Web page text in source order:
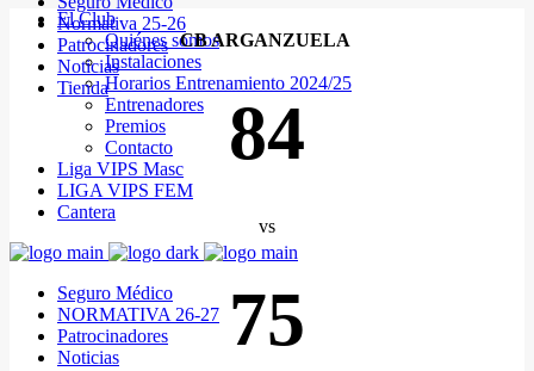
El Club
Quiénes somos
Instalaciones
Horarios Entrenamiento 2024/25
Entrenadores
Premios
Contacto
Liga VIPS Masc
LIGA VIPS FEM
Cantera
Seguro Médico
NORMATIVA 26-27
Patrocinadores
Noticias
Normativa 25-26
Patrocinadores
Noticias
Tienda
CB ARGANZUELA
84
vs
75